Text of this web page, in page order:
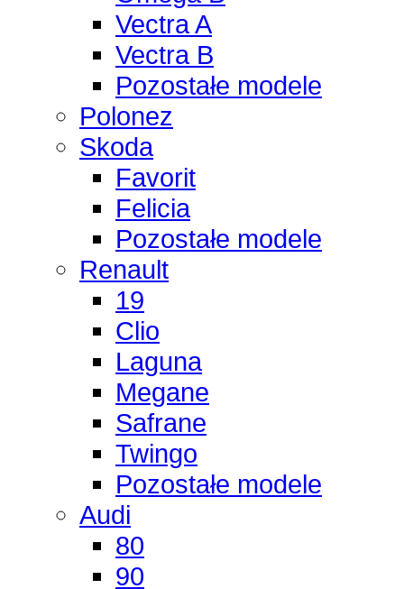
Vectra A
Vectra B
Pozostałe modele
Polonez
Skoda
Favorit
Felicia
Pozostałe modele
Renault
19
Clio
Laguna
Megane
Safrane
Twingo
Pozostałe modele
Audi
80
90